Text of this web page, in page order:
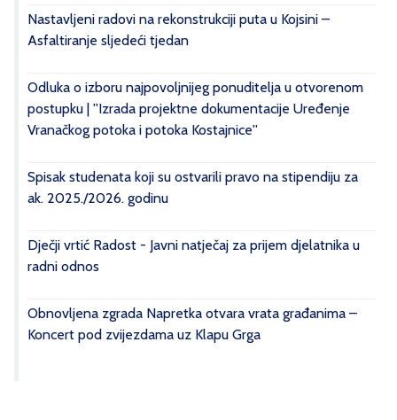
Nastavljeni radovi na rekonstrukciji puta u Kojsini –
Asfaltiranje sljedeći tjedan
Odluka o izboru najpovoljnijeg ponuditelja u otvorenom
postupku | ''Izrada projektne dokumentacije Uređenje
Vranačkog potoka i potoka Kostajnice''
Spisak studenata koji su ostvarili pravo na stipendiju za
ak. 2025./2026. godinu
Dječji vrtić Radost - Javni natječaj za prijem djelatnika u
radni odnos
Obnovljena zgrada Napretka otvara vrata građanima –
Koncert pod zvijezdama uz Klapu Grga